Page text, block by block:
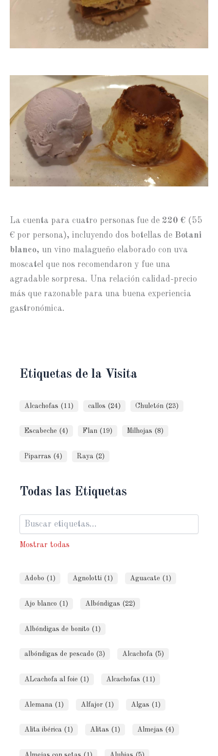
La cuenta para cuatro personas fue de 220 € (55
€ por persona), incluyendo dos botellas de Botani
blanco, un vino malagueño elaborado con uva
moscatel que nos recomendaron y fue una
agradable sorpresa. Una relación calidad-precio
más que razonable para una buena experiencia
gastronómica.
Etiquetas de la Visita
Alcachofas (11) callos (24) Chuletón (23)
Escabeche (4) Flan (19) Milhojas (8)
Piparras (4) Raya (2)
Todas las Etiquetas
Mostrar todas
Adobo (1) Agnolotti (1) Aguacate (1)
Ajo blanco (1) Albóndigas (22)
Albóndigas de bonito (1)
albóndigas de pescado (3) Alcachofa (5)
ALcachofa al foie (1) Alcachofas (11)
Alemana (1) Alfajor (1) Algas (1)
Alita ibérica (1) Alitas (1) Almejas (4)